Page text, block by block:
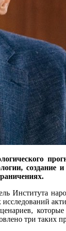
Института
три таких